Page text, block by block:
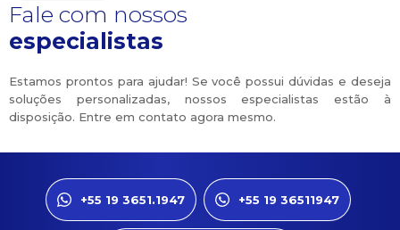
Fale com nossos
especialistas
Estamos prontos para ajudar! Se você possui dúvidas e deseja
soluções personalizadas, nossos especialistas estão à
disposição. Entre em contato agora mesmo.
+55 19 3651.1947 +55 19 36511947